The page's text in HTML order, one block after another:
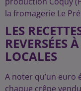
la fromagerie Le
LES
REVERSÉES
LOCALES
A noter qu’un euro
chaque crêpe